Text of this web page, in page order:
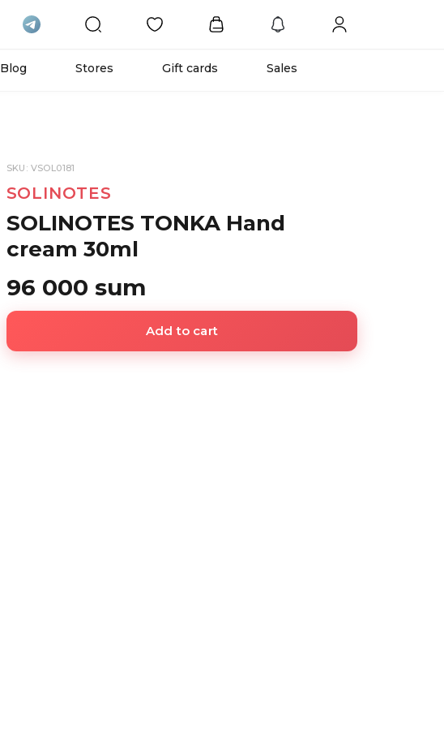
Blog Stores Gift cards Sales
SKU: VSOL0181
SOLINOTES
SOLINOTES TONKA Hand
cream 30ml
96 000 sum
Add to cart